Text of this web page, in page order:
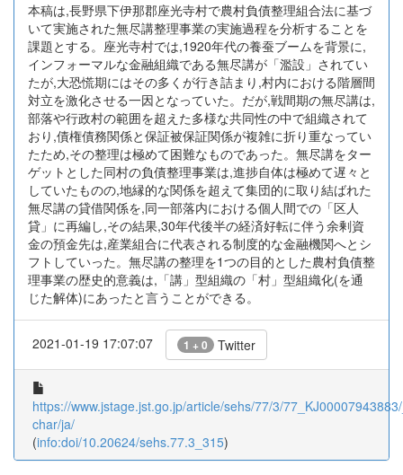
本稿は,長野県下伊那郡座光寺村で農村負債整理組合法に基づ
いて実施された無尽講整理事業の実施過程を分析することを
課題とする。座光寺村では,1920年代の養蚕ブームを背景に,
インフォーマルな金融組織である無尽講が「濫設」されてい
たが,大恐慌期にはその多くが行き詰まり,村内における階層間
対立を激化させる一因となっていた。だが,戦間期の無尽講は,
部落や行政村の範囲を超えた多様な共同性の中で組織されて
おり,債権債務関係と保証被保証関係が複雑に折り重なってい
たため,その整理は極めて困難なものであった。無尽講をター
ゲットとした同村の負債整理事業は,進捗自体は極めて遅々と
していたものの,地縁的な関係を超えて集団的に取り結ばれた
無尽講の貸借関係を,同一部落内における個人間での「区人
貸」に再編し,その結果,30年代後半の経済好転に伴う余剰資
金の預金先は,産業組合に代表される制度的な金融機関へとシ
フトしていった。無尽講の整理を1つの目的とした農村負債整
理事業の歴史的意義は,「講」型組織の「村」型組織化(を通
じた解体)にあったと言うことができる。
2021-01-19 17:07:07 1 + 0 Twitter
https://www.jstage.jst.go.jp/article/sehs/77/3/
char/ja/
(info:doi/10.20624/sehs.77.3_315)